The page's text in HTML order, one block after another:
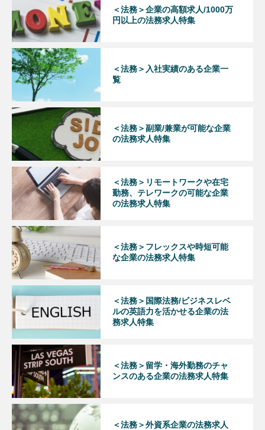
＜法務＞企業の高額求人/1000万
円以上の法務求人特集
＜法務＞入社実績のある企業一
覧
＜法務＞副業/兼業が可能な企業
の法務求人特集
＜法務＞リモートワークや在宅
勤務、テレワークの可能な企業
の法務求人特集
＜法務＞フレックスや時短可能
な企業の法務求人特集
＜法務＞国際法務/ビジネスレベ
ルの英語力を活かせる企業の法
務求人特集
＜法務＞留学・海外勤務のチャ
ンスのある企業の法務求人特集
＜法務＞外資系企業の法務求人